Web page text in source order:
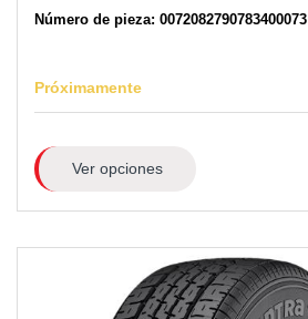
Número de pieza: 0072082790783400073
Próximamente
Ver opciones